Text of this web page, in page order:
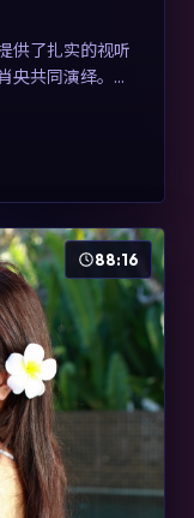
供了扎实的视听
央共同演绎。影
壳包裹对现实规
物关系与情节反
影」的用户。
88:16